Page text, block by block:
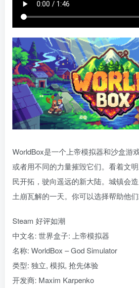
WorldBox是一个上帝模拟器和沙盒游
或者用不同的力量摧毁它们。看着文
民开拓，驶向遥远的新大陆。城镇会
土崩瓦解的一天。你可以选择帮助他们
Steam 好评如潮
中文名: 世界盒子: 上帝模拟器
名称: WorldBox – God Simulator
类型: 独立, 模拟, 抢先体验
开发商: Maxim Karpenko